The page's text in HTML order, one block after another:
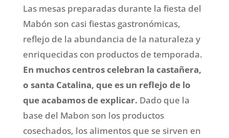
Las mesas preparadas durante la fiesta del
Mabón son casi fiestas gastronómicas,
reflejo de la abundancia de la naturaleza y
enriquecidas con productos de temporada.
En muchos centros celebran la castañera,
o santa Catalina, que es un reflejo de lo
que acabamos de explicar. Dado que la
base del Mabon son los productos
cosechados, los alimentos que se sirven en